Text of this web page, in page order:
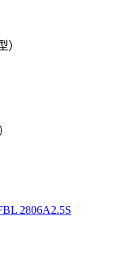
）
2806A2.5S